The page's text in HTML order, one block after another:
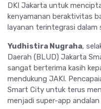
DKI Jakarta untuk
kenyamanan beraktivitas
layanan terintegrasi dalam
Yudhistira Nugraha,
Daerah (BLUD) Jakarta
sangat berterima kasih
mendukung JAKI.
Smart City untuk terus
menjadi super-app andalan